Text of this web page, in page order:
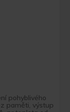
pohyblivého
paměti, výstup